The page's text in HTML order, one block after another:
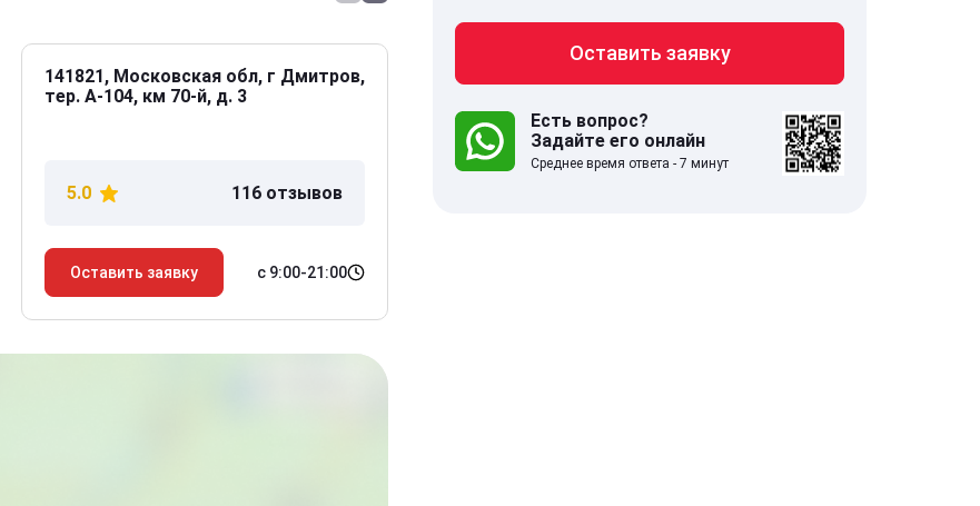
141821, Московская обл, г Дмитров,
тер. А-104, км 70-й, д. 3
5.0 116 отзывов
Оставить заявку с 9:00-21:00
141707, Московская обл,
дом 5
Оставить заявку
Есть вопрос?
Задайте его онлайн
Среднее время ответа - 7 минут